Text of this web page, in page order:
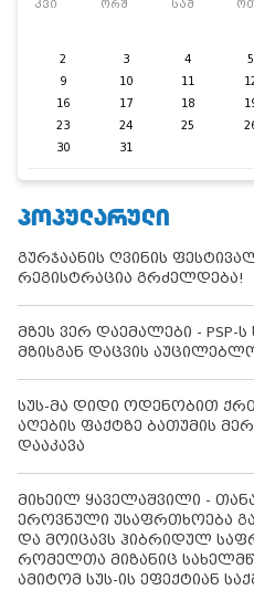
კვი ორშ სამ
2
3 4 5
9
10 11
16
17 18
23
24 25
30
31
ᲞᲝᲞᲣᲚᲐᲠᲣᲚᲘ
გურჯაანის ღვინის
რეგისტრაცია გრძელდება!
მზეს ვერ დაემალები - PSP-
მზისგან დაცვის
სუს-მა დიდი ოდენობით
აღების ფაქტზე ბათუმის
დააკავა
მიხეილ ყაველაშვილი -
ეროვნული უსაფრთხოება
და მოიცავს ჰიბრიდულ
რომელთა მიზანიც
ამიტომ სუს-ის ეფექტიან